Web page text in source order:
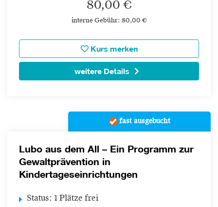
80,00 €
interne Gebühr: 80,00 €
Kurs merken
weitere Details
fast ausgebucht
Lubo aus dem All – Ein Programm zur
Gewaltprävention in
Kindertageseinrichtungen
Status: 1 Plätze frei